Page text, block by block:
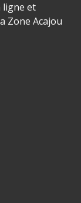
ligne et
Zone Acajou